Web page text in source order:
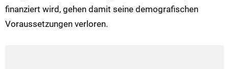
finanziert wird, gehen damit seine demografischen
Voraussetzungen verloren.